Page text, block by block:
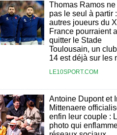
Thomas Ramos ne
pas le seul à partir
autres joueurs du
France pourraient
quitter le Stade
Toulousain, un
14 est déjà sur les
LE10SPORT.COM
Antoine Dupont et
Mittenaere
enfin leur couple :
photo qui